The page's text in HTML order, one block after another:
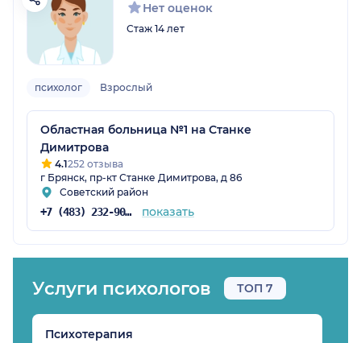
Нет оценок
Стаж 14 лет
психолог Взрослый
Областная больница №1 на Станке
Димитрова
4.1252 отзыва
г Брянск, пр-кт Станке Димитрова, д 86
Советский район
+7 (483) 232-90-42 показать
Услуги психологов ТОП 7
Психотерапия